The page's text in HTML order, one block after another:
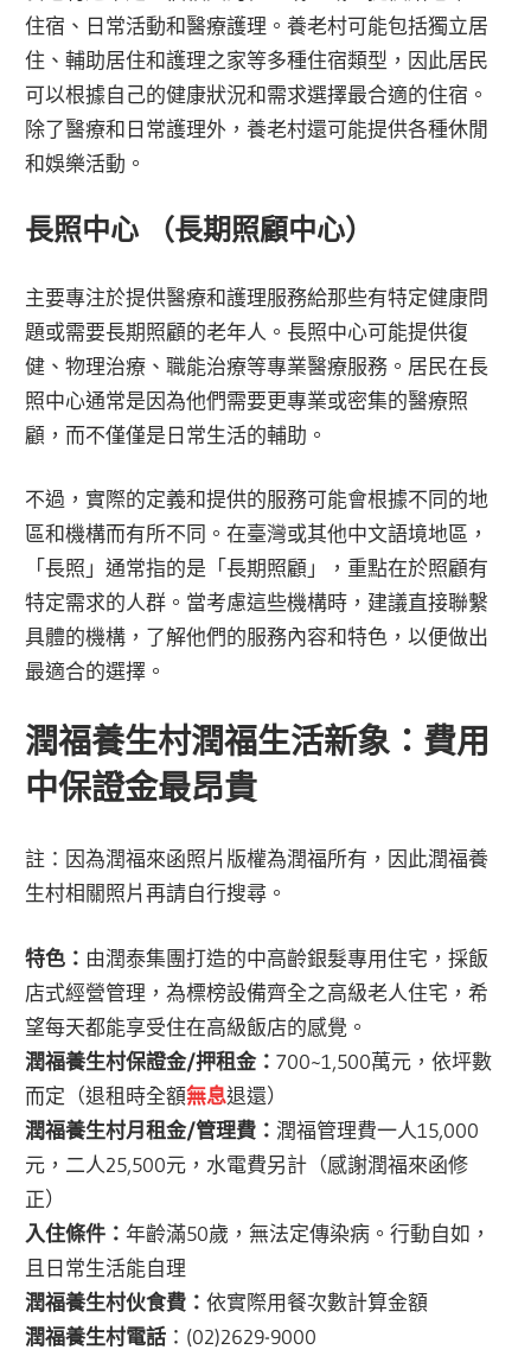
住宿、日常活動和醫療護理。養老村可能包括獨立居
住、輔助居住和護理之家等多種住宿類型，因此居民
可以根據自己的健康狀況和需求選擇最合適的住宿。
除了醫療和日常護理外，養老村還可能提供各種休閒
和娛樂活動。
長照中心 （長期照顧中心）
主要專注於提供醫療和護理服務給那些有特定健康問
題或需要長期照顧的老年人。長照中心可能提供復
健、物理治療、職能治療等專業醫療服務。居民在長
照中心通常是因為他們需要更專業或密集的醫療照
顧，而不僅僅是日常生活的輔助。
不過，實際的定義和提供的服務可能會根據不同的地
區和機構而有所不同。在臺灣或其他中文語境地區，
「長照」通常指的是「長期照顧」，重點在於照顧有
特定需求的人群。當考慮這些機構時，建議直接聯繫
具體的機構，了解他們的服務內容和特色，以便做出
最適合的選擇。
潤福養生村潤福生活新象：費用
中保證金最昂貴
註：因為潤福來函照片版權為潤福所有，因此潤福養
生村相關照片再請自行搜尋。
特色： 由潤泰集團打造的中高齡銀髮專用住宅，採飯
店式經營管理，為標榜設備齊全之高級老人住宅，希
望每天都能享受住在高級飯店的感覺。
潤福養生村保證金/押租金：700~1,500萬元，依坪數
而定（退租時全額無息退還）
潤福養生村月租金/管理費： 潤福管理費一人15,000
元，二人25,500元，水電費另計（感謝潤福來函修
正）
入住條件：年齡滿50歲，無法定傳染病。行動自如，
且日常生活能自理
潤福養生村伙食費：依實際用餐次數計算金額
潤福養生村電話 ：(02)2629-9000